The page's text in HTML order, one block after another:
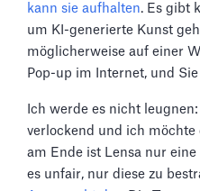
kann sie aufhalten. Es gibt
um KI-generierte Kunst
möglicherweise auf einer
Pop-up im Internet, und
Ich werde es nicht
verlockend und ich
am Ende ist Lensa nur
es unfair, nur diese zu